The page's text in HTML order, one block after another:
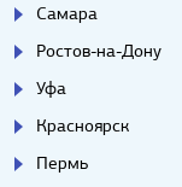
Самара
Ростов-на-Дону
Уфа
Красноярск
Пермь